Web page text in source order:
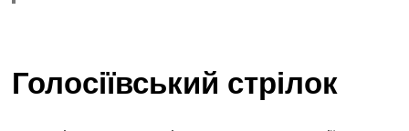
Голосіївський стрілок